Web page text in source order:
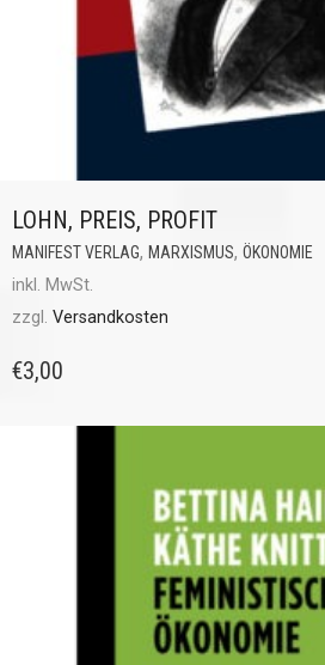
LOHN, PREIS, PROFIT
MANIFEST VERLAG, MARXISMUS, ÖKONOMIE
inkl. MwSt.
zzgl. Versandkosten
€3,00